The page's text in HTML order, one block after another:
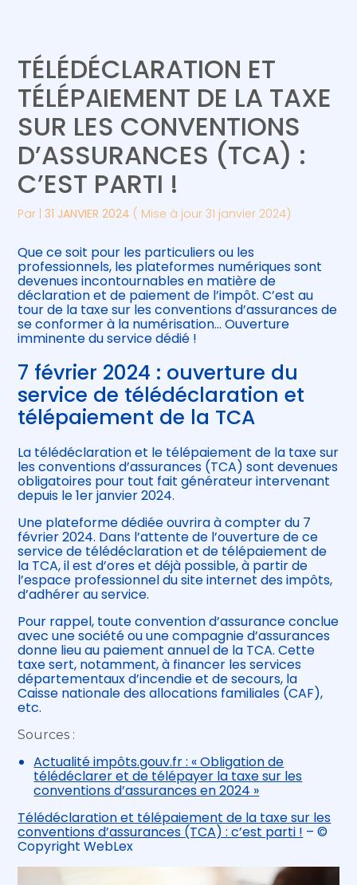
Gérer votre quotidien
Piloter votre entreprise
Développer votre entreprise
Construire votre patrimoine
Être prêt pour la facturation
électronique
Suivre votre comptabilité
Gérer vos ressources humaines
TÉLÉDÉCLARATION ET
TÉLÉPAIEMENT DE LA TAXE
SUR LES CONVENTIONS
D’ASSURANCES (TCA) :
C’EST PARTI !
Par |31 JANVIER 2024 ( Mise à jour 31 janvier 2024)
Que ce soit pour les particuliers ou les
professionnels, les plateformes numériques sont
devenues incontournables en matière de
déclaration et de paiement de l’impôt. C’est au
tour de la taxe sur les conventions d’assurances de
se conformer à la numérisation… Ouverture
imminente du service dédié !
7 février 2024 : ouverture du
service de télédéclaration et
télépaiement de la TCA
La télédéclaration et le télépaiement de la taxe sur
les conventions d’assurances (TCA) sont devenues
obligatoires pour tout fait générateur intervenant
depuis le 1er janvier 2024.
Une plateforme dédiée ouvrira à compter du 7
février 2024. Dans l’attente de l’ouverture de ce
service de télédéclaration et de télépaiement de
la TCA, il est d’ores et déjà possible, à partir de
l’espace professionnel du site internet des impôts,
d’adhérer au service.
Pour rappel, toute convention d’assurance conclue
avec une société ou une compagnie d’assurances
donne lieu au paiement annuel de la TCA. Cette
taxe sert, notamment, à financer les services
départementaux d’incendie et de secours, la
Caisse nationale des allocations familiales (CAF),
etc.
Sources :
Actualité impôts.gouv.fr : « Obligation de
télédéclarer et de télépayer la taxe sur les
conventions d’assurances en 2024 »
Télédéclaration et télépaiement de la taxe sur les
conventions d’assurances (TCA) : c’est parti ! – ©
Copyright WebLex